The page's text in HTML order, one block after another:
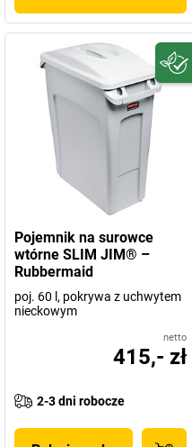
Pojemnik na surowce
wtórne SLIM JIM® –
Rubbermaid
poj. 60 l, pokrywa z uchwytem
nieckowym
netto
415,- zł
2-3 dni robocze